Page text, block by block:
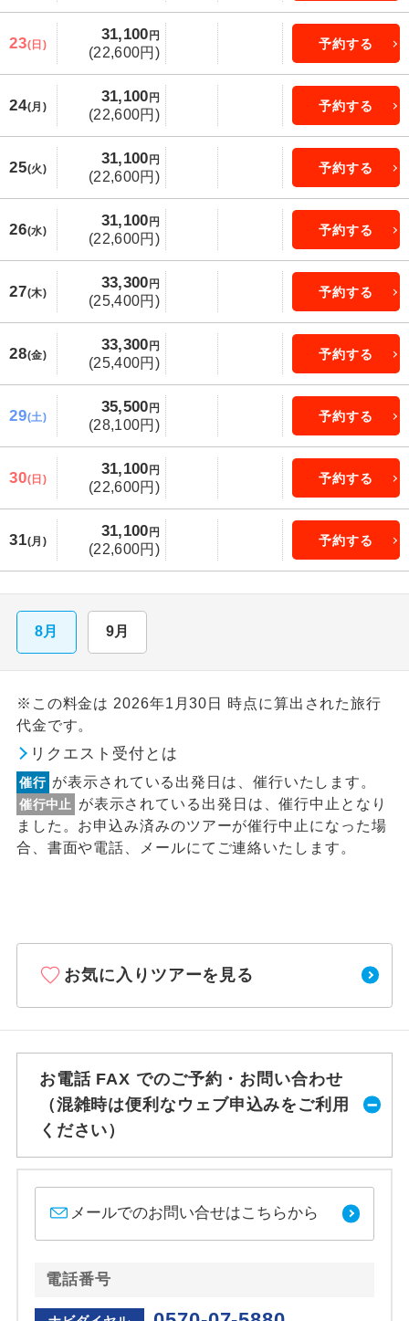
23(日)
31,100 円
(22,600円)
予約する
24(月)
31,100 円
(22,600円)
予約する
25(火)
31,100 円
(22,600円)
予約する
26(水)
31,100 円
(22,600円)
予約する
27(木)
33,300 円
(25,400円)
予約する
28(金)
33,300 円
(25,400円)
予約する
29(土)
35,500 円
(28,100円)
予約する
30(日)
31,100 円
(22,600円)
予約する
31(月)
31,100 円
(22,600円)
予約する
8月 9月
※この料金は 2026年1月30日 時点に算出された旅行
代金です。
リクエスト受付とは
催行 が表示されている出発日は、催行いたします。
催行中止
が表示されている出発日は、催行中止となり
ました。お申込み済みのツアーが催行中止になった場
合、書面や電話、メールにてご連絡いたします。
お気に入りツアーを見る
お電話 FAX でのご予約・お問い合わせ
（混雑時は便利なウェブ申込みをご利用
ください）
メールでのお問い合せはこちらから
電話番号